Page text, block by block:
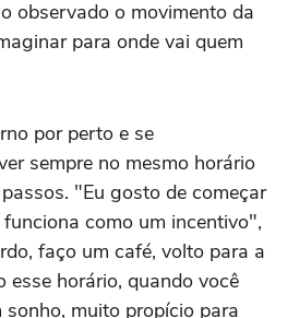
observado o movimento da
para onde vai quem
por perto e se
sempre no mesmo horário
"Eu gosto de começar
como um incentivo",
faço um café, volto para a
esse horário, quando você
muito propício para